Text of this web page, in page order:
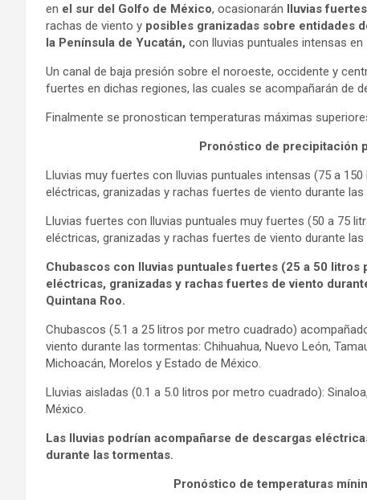
en el sur del Golfo de México, ocasionarán lluvias
rachas de viento y posibles granizadas sobre entidades
la Península de Yucatán, con lluvias puntuales intensas
Un canal de baja presión sobre el noroeste, occidente y
fuertes en dichas regiones, las cuales se acompañarán de
Finalmente se pronostican temperaturas máximas
Pronóstico de precipitación
Lluvias muy fuertes con lluvias puntuales intensas (75 a
eléctricas, granizadas y rachas fuertes de viento durante
Lluvias fuertes con lluvias puntuales muy fuertes (50 a 75
eléctricas, granizadas y rachas fuertes de viento durante
Chubascos con lluvias puntuales fuertes (25 a 50
eléctricas, granizadas y rachas fuertes de viento
Quintana Roo.
Chubascos (5.1 a 25 litros por metro cuadrado)
viento durante las tormentas: Chihuahua, Nuevo León,
Michoacán, Morelos y Estado de México.
Lluvias aisladas (0.1 a 5.0 litros por metro cuadrado):
México.
Las lluvias podrían acompañarse de descargas
durante las tormentas.
Pronóstico de temperaturas